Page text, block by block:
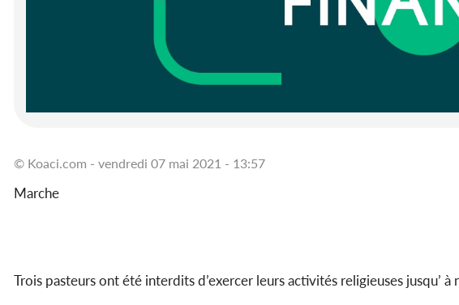
© Koaci.com - vendredi 07 mai 2021 - 13:57
Marche
Trois pasteurs ont été interdits d’exercer leurs activités religieuses jusqu’